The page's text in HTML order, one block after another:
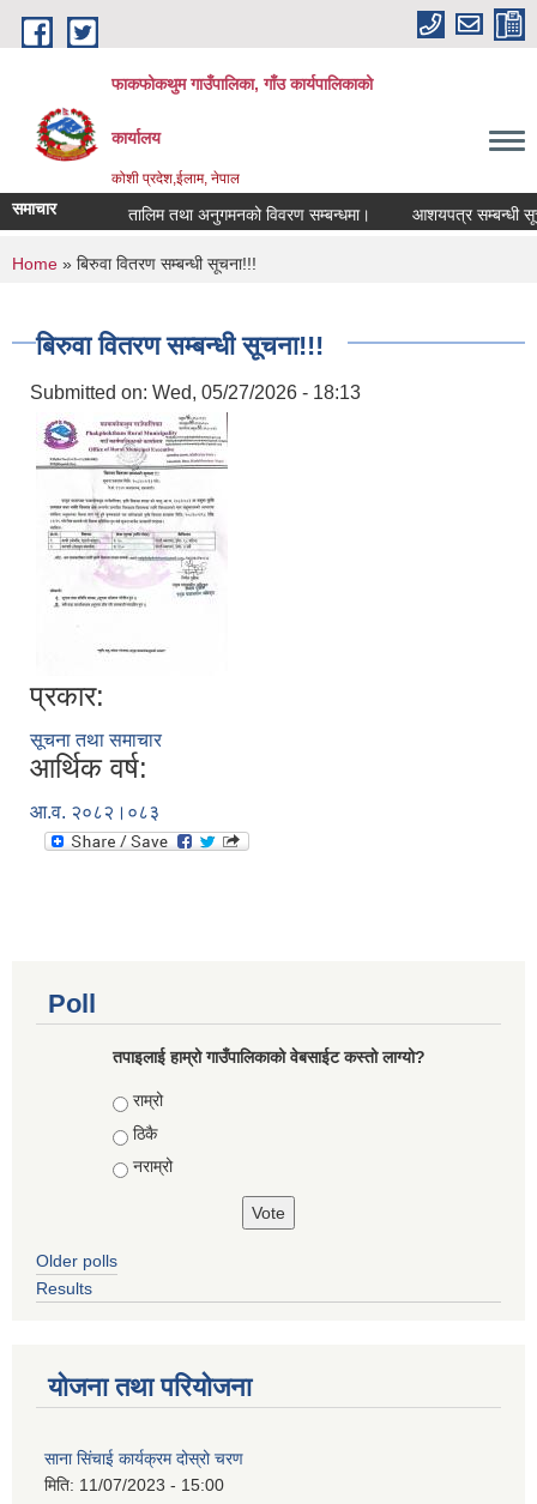
Skip to main content
फाकफोकथुम गाउँपालिका, गाँउ कार्यपालिकाको
कार्यालय
कोशी प्रदेश,ईलाम, नेपाल
समाचार तालिम तथा अनुगमनको विवरण सम्बन्धमा। आशयपत्र सम्बन्धी
You are here
Home » बिरुवा वितरण सम्बन्धी सूचना!!!
बिरुवा वितरण सम्बन्धी सूचना!!!
Submitted on: Wed, 05/27/2026 - 18:13
प्रकार:
सूचना तथा समाचार
आर्थिक वर्ष:
आ.व. २०८२।०८३
Poll
तपाइलाई हाम्रो गाउँपालिकाको वेबसाईट कस्तो लाग्यो?
Choices
राम्रो
ठिकै
नराम्रो
Older polls
Results
योजना तथा परियोजना
साना सिंचाई कार्यक्रम दोस्रो चरण
मिति: 11/07/2023 - 15:00